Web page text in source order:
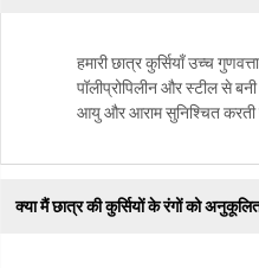
हमारी छात्र कुर्सियाँ उच्च
पॉलीप्रोपिलीन और स्टील से
आयु और आराम सुनिश्चित करती
क्या मैं छात्र की कुर्सियों के रंगों को